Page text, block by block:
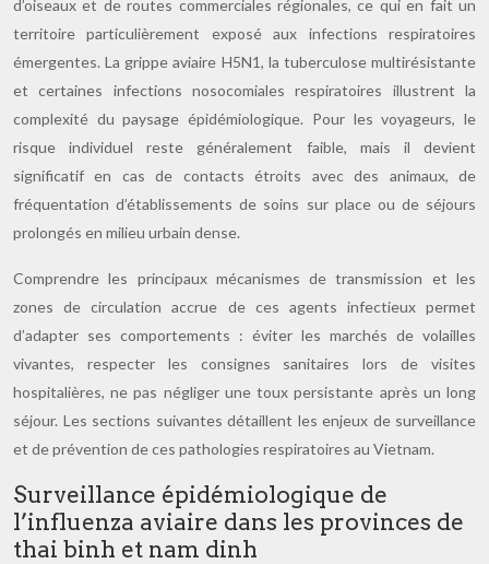
d’oiseaux et de routes commerciales régionales, ce qui en fait un
territoire particulièrement exposé aux infections respiratoires
émergentes. La grippe aviaire H5N1, la tuberculose multirésistante
et certaines infections nosocomiales respiratoires illustrent la
complexité du paysage épidémiologique. Pour les voyageurs, le
risque individuel reste généralement faible, mais il devient
significatif en cas de contacts étroits avec des animaux, de
fréquentation d’établissements de soins sur place ou de séjours
prolongés en milieu urbain dense.
Comprendre les principaux mécanismes de transmission et les
zones de circulation accrue de ces agents infectieux permet
d’adapter ses comportements : éviter les marchés de volailles
vivantes, respecter les consignes sanitaires lors de visites
hospitalières, ne pas négliger une toux persistante après un long
séjour. Les sections suivantes détaillent les enjeux de surveillance
et de prévention de ces pathologies respiratoires au Vietnam.
Surveillance épidémiologique de
l’influenza aviaire dans les provinces de
thai binh et nam dinh